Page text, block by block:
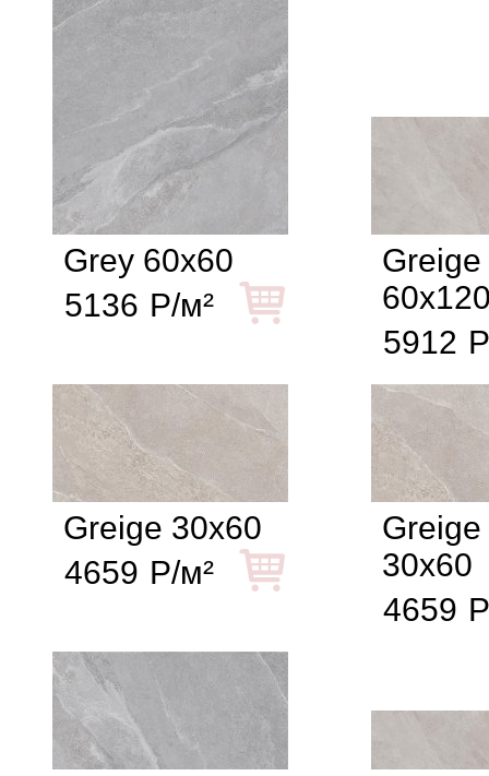
Grey 60x60
5136 Р/м²
Greige
5912
Greige 30x60
4659 Р/м²
Greige
30x60
4659